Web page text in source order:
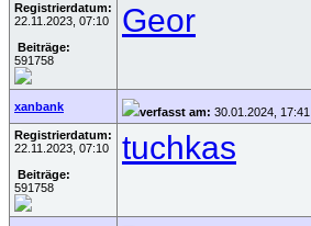
Registrierdatum:
22.11.2023, 07:10
Beiträge:
591758
Geor
xanbank verfasst am: 30.01.2024, 17:41
Registrierdatum:
22.11.2023, 07:10
Beiträge:
591758
tuchkas